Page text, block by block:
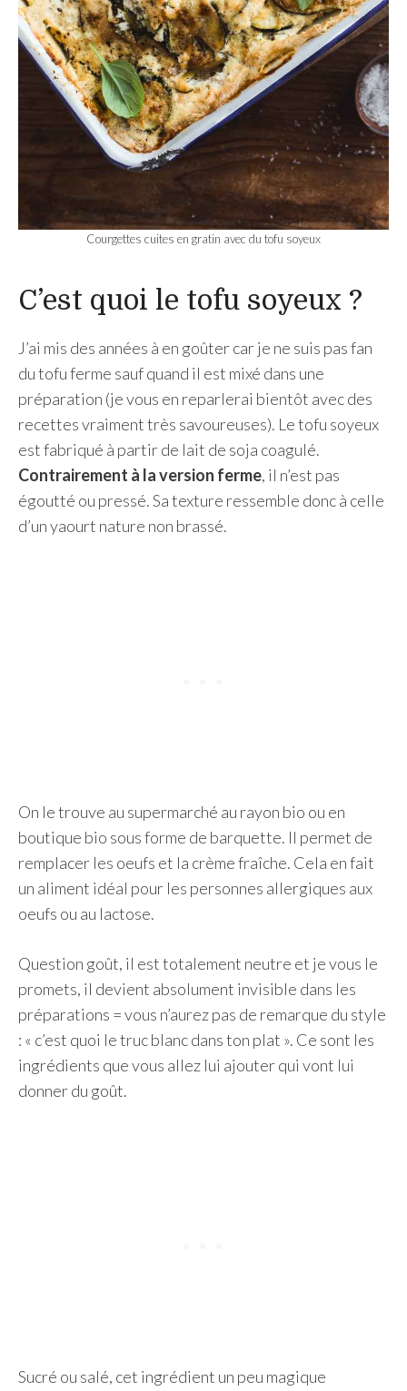
Courgettes cuites en gratin avec du tofu soyeux
C’est quoi le tofu soyeux ?
J’ai mis des années à en goûter car je ne suis pas fan
du tofu ferme sauf quand il est mixé dans une
préparation (je vous en reparlerai bientôt avec des
recettes vraiment très savoureuses). Le tofu soyeux
est fabriqué à partir de lait de soja coagulé.
Contrairement à la version ferme, il n’est pas
égoutté ou pressé. Sa texture ressemble donc à celle
d’un yaourt nature non brassé.
On le trouve au supermarché au rayon bio ou en
boutique bio sous forme de barquette. Il permet de
remplacer les oeufs et la crème fraîche. Cela en fait
un aliment idéal pour les personnes allergiques aux
oeufs ou au lactose.
Question goût, il est totalement neutre et je vous le
promets, il devient absolument invisible dans les
préparations = vous n’aurez pas de remarque du style
: « c’est quoi le truc blanc dans ton plat ». Ce sont les
ingrédients que vous allez lui ajouter qui vont lui
donner du goût.
Sucré ou salé, cet ingrédient un peu magique